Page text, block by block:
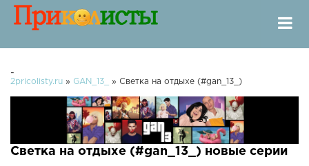
-
2pricolisty.ru » GAN_13_ » Светка на отдыхе (#gan_13_)
Светка на отдыхе (#gan_13_) новые серии